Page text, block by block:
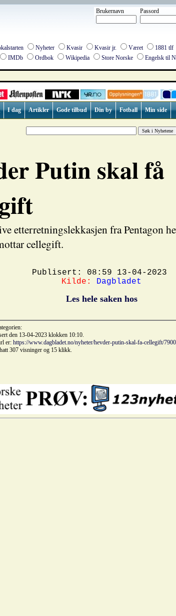
Brukernavn Passord
Nyheter Kvasir Kvasir jr. Været 1881 tlf
IMDb Ordbok Wikipedia Store Norske Engelsk til
I dag Artikler Gode tilbud Din by Fotball Min side
Putin skal få
etterretningslekkasjen fra Pentagon
cellegift.
Publisert: 08:59 13-04-2023
Kilde: Dagbladet
Les hele saken hos
den 13-04-2023 klokken 10:10.
er: https://www.dagbladet.no/nyheter/hevder-putin-skal-fa-cellegift/
307 visninger og 15 klikk.